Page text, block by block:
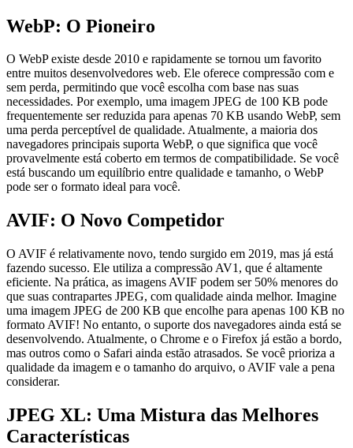
WebP: O Pioneiro
O WebP existe desde 2010 e rapidamente se tornou um favorito
entre muitos desenvolvedores web. Ele oferece compressão com e
sem perda, permitindo que você escolha com base nas suas
necessidades. Por exemplo, uma imagem JPEG de 100 KB pode
frequentemente ser reduzida para apenas 70 KB usando WebP, sem
uma perda perceptível de qualidade. Atualmente, a maioria dos
navegadores principais suporta WebP, o que significa que você
provavelmente está coberto em termos de compatibilidade. Se você
está buscando um equilíbrio entre qualidade e tamanho, o WebP
pode ser o formato ideal para você.
AVIF: O Novo Competidor
O AVIF é relativamente novo, tendo surgido em 2019, mas já está
fazendo sucesso. Ele utiliza a compressão AV1, que é altamente
eficiente. Na prática, as imagens AVIF podem ser 50% menores do
que suas contrapartes JPEG, com qualidade ainda melhor. Imagine
uma imagem JPEG de 200 KB que encolhe para apenas 100 KB no
formato AVIF! No entanto, o suporte dos navegadores ainda está se
desenvolvendo. Atualmente, o Chrome e o Firefox já estão a bordo,
mas outros como o Safari ainda estão atrasados. Se você prioriza a
qualidade da imagem e o tamanho do arquivo, o AVIF vale a pena
considerar.
JPEG XL: Uma Mistura das Melhores
Características